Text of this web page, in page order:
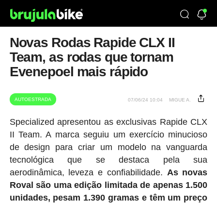
Novas Rodas Rapide CLX II
Team, as rodas que tornam
Evenepoel mais rápido
AUTOESTRADA 07/06/24 10:04 MIGUE A.
Specialized apresentou as exclusivas Rapide CLX
II Team. A marca seguiu um exercício minucioso
de design para criar um modelo na vanguarda
tecnológica que se destaca pela sua
aerodinâmica, leveza e confiabilidade. As novas
Roval são uma edição limitada de apenas 1.500
unidades, pesam 1.390 gramas e têm um preço